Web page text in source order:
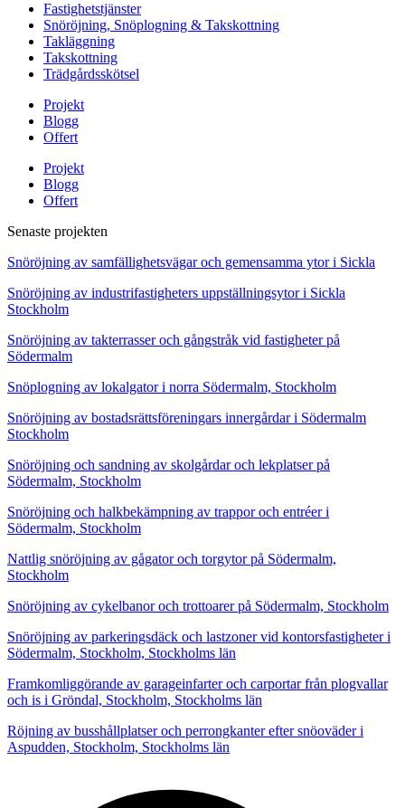
Fastighetstjänster
Snöröjning, Snöplogning & Takskottning
Takläggning
Takskottning
Trädgårdsskötsel
Projekt
Blogg
Offert
Projekt
Blogg
Offert
Senaste projekten
Snöröjning av samfällighetsvägar och gemensamma ytor i Sickla
Snöröjning av industrifastigheters uppställningsytor i Sickla
Stockholm
Snöröjning av takterrasser och gångstråk vid fastigheter på
Södermalm
Snöplogning av lokalgator i norra Södermalm, Stockholm
Snöröjning av bostadsrättsföreningars innergårdar i Södermalm
Stockholm
Snöröjning och sandning av skolgårdar och lekplatser på
Södermalm, Stockholm
Snöröjning och halkbekämpning av trappor och entréer i
Södermalm, Stockholm
Nattlig snöröjning av gågator och torgytor på Södermalm,
Stockholm
Snöröjning av cykelbanor och trottoarer på Södermalm, Stockholm
Snöröjning av parkeringsdäck och lastzoner vid kontorsfastigheter i
Södermalm, Stockholm, Stockholms län
Framkomliggörande av garageinfarter och carportar från plogvallar
och is i Gröndal, Stockholm, Stockholms län
Röjning av busshållplatser och perrongkanter efter snöoväder i
Aspudden, Stockholm, Stockholms län